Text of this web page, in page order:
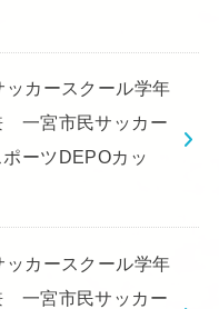
カースクール学年
一宮市民サッカー
ーツDEPOカッ
カースクール学年
一宮市民サッカー